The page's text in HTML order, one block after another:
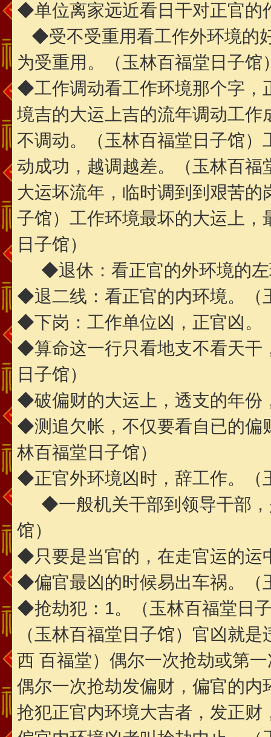
◆单位离家远近看日干对正官的
◆受不受重用看工作外环境的
为受重用。（玉林百福堂日子馆
◆工作调动看工作环境那个字，
境吉的大运上吉的流年调动工
不调动。（玉林百福堂日子馆
动成功，越调越差。（玉林百
大运坏流年，临时调到到艰苦
子馆）工作环境最坏的大运上
日子馆）
◆退休：看正官的外环境的左
◆退二线：看正官的内环境。（
◆下岗：工作单位凶，正官凶。
◆算命这一行只看地支不看天干
日子馆）
◆破偏财的大运上，透支的年份
◆测追欠帐，不仅要看自已的偏
林百福堂日子馆）
◆正官外环境凶时，辞工作。（
◆一般机关干部到领导干部，
馆）
◆只要是当官的，在走官运的运
◆偏官最凶的时候易出车祸。（
◆抢劫犯：1。（玉林百福堂日
（玉林百福堂日子馆）官凶就
西 百福堂）偶尔一次抢劫或第
偶尔一次抢劫发偏财，偏官的
抢犯正官内环境大吉者，发正